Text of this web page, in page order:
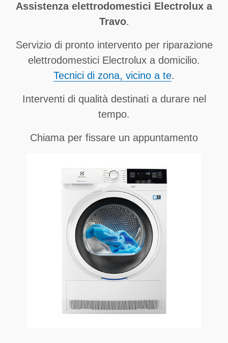
Assistenza elettrodomestici Electrolux a
Travo.
Servizio di pronto intervento per riparazione
elettrodomestici Electrolux a domicilio.
Tecnici di zona, vicino a te.
Interventi di qualità destinati a durare nel
tempo.
Chiama per fissare un appuntamento